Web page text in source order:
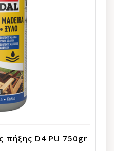
πήξης D4 PU 750gr